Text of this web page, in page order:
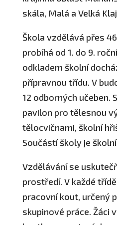
skála, Malá a Velká
Škola vzdělává přes
probíhá od 1. do 9.
odkladem školní
přípravnou třídu. V
12 odborných učeben.
pavilon pro tělesnou
tělocvičnami, školní
Součástí školy je
Vzdělávání se
prostředí. V každé
pracovní kout, určený
skupinové práce. Žáci